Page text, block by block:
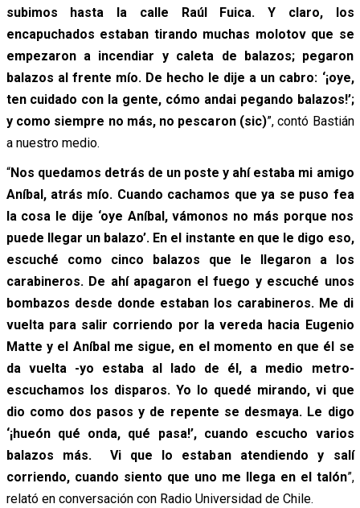
subimos hasta la calle Raúl Fuica. Y claro, los
encapuchados estaban tirando muchas molotov que se
empezaron a incendiar y caleta de balazos; pegaron
balazos al frente mío. De hecho le dije a un cabro: ‘¡oye,
ten cuidado con la gente, cómo andai pegando balazos!’;
y como siempre no más, no pescaron (sic)”, contó Bastián
a nuestro medio.
“Nos quedamos detrás de un poste y ahí estaba mi amigo
Aníbal, atrás mío. Cuando cachamos que ya se puso fea
la cosa le dije ‘oye Aníbal, vámonos no más porque nos
puede llegar un balazo’. En el instante en que le digo eso,
escuché como cinco balazos que le llegaron a los
carabineros. De ahí apagaron el fuego y escuché unos
bombazos desde donde estaban los carabineros. Me di
vuelta para salir corriendo por la vereda hacia Eugenio
Matte y el Aníbal me sigue, en el momento en que él se
da vuelta -yo estaba al lado de él, a medio metro-
escuchamos los disparos. Yo lo quedé mirando, vi que
dio como dos pasos y de repente se desmaya. Le digo
‘¡hueón qué onda, qué pasa!’, cuando escucho varios
balazos más. Vi que lo estaban atendiendo y salí
corriendo, cuando siento que uno me llega en el talón”,
relató en conversación con Radio Universidad de Chile.